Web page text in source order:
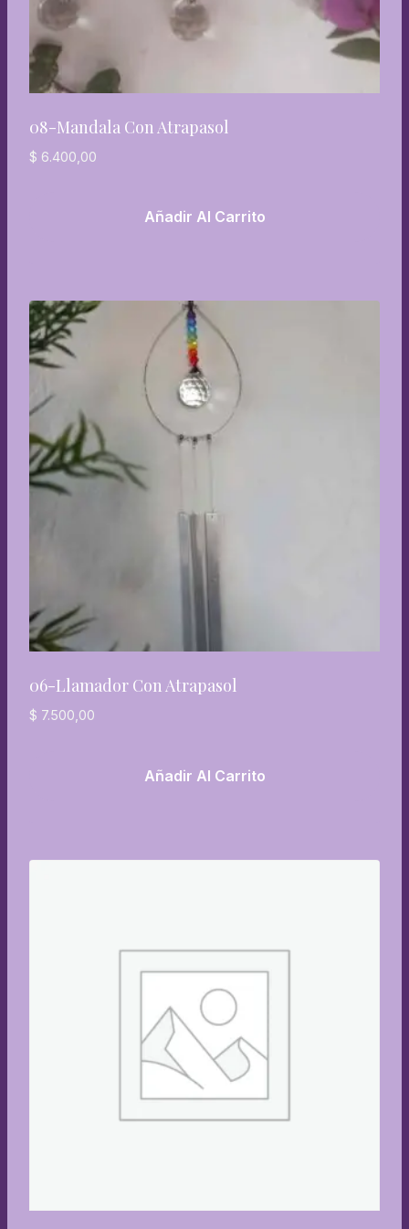
08-Mandala Con Atrapasol
$ 6.400,00
Añadir Al Carrito
06-Llamador Con Atrapasol
$ 7.500,00
Añadir Al Carrito